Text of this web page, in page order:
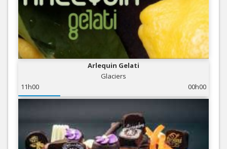
Arlequin Gelati
Glaciers
11h00
00h00